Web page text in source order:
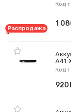
Код
Распродажа
1
A41-
Код
920